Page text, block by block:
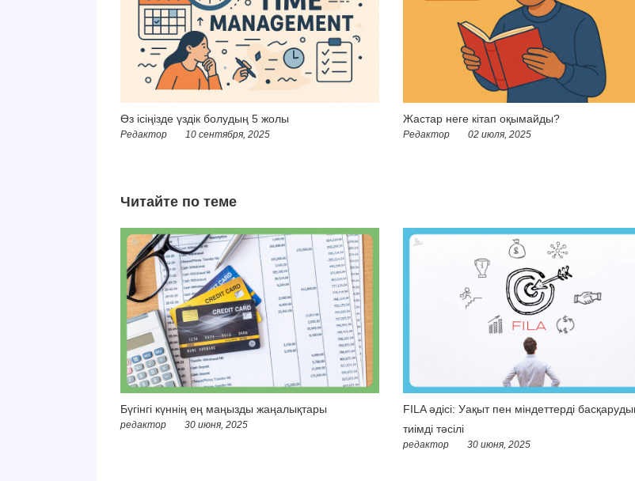
Өз ісіңізде үздік болудың 5 жолы
Редактор 10 сентября, 2025
Жастар неге кітап оқымайды?
Редактор 02 июля, 2025
Читайте по теме
Бүгінгі күннің ең маңызды жаңалықтары
редактор 30 июня, 2025
FILA әдісі: Уақыт пен міндеттерді
тиімді тәсілі
редактор 30 июня, 2025